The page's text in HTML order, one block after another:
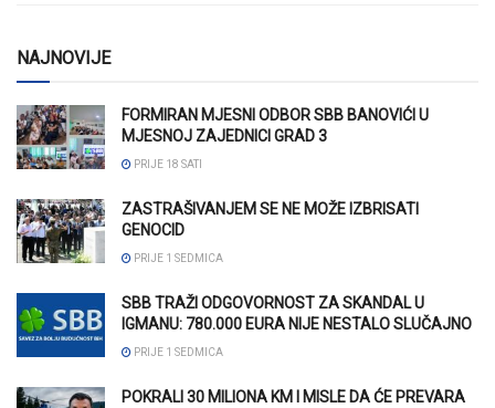
NAJNOVIJE
FORMIRAN MJESNI ODBOR SBB BANOVIĆI U
MJESNOJ ZAJEDNICI GRAD 3
PRIJE 18 SATI
ZASTRAŠIVANJEM SE NE MOŽE IZBRISATI
GENOCID
PRIJE 1 SEDMICA
SBB TRAŽI ODGOVORNOST ZA SKANDAL U
IGMANU: 780.000 EURA NIJE NESTALO SLUČAJNO
PRIJE 1 SEDMICA
POKRALI 30 MILIONA KM I MISLE DA ĆE PREVARA